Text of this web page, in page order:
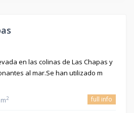
en las colinas de Las Chapas y
al mar.Se han utilizado m
2 full info